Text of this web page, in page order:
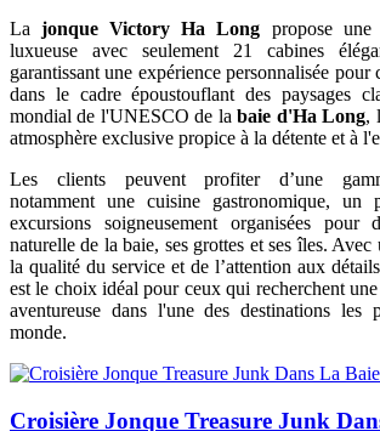
Lajonque Victory Ha Long propose une
luxueuse avec seulement 21 cabines
garantissant une expérience personnalisée
dans le cadre époustouflant des paysages
mondial de l'UNESCO de labaie d'Ha Long,
atmosphère exclusive propice à la détente et à
Les clients peuvent profiter d’une
notamment une cuisine gastronomique, un
excursions soigneusement organisées pour
naturelle de la baie, ses grottes et ses îles.
la qualité du service et de l’attention aux
est le choix idéal pour ceux qui recherchent une
aventureuse dans l'une des destinations les
monde.
Croisière Jonque Treasure Junk